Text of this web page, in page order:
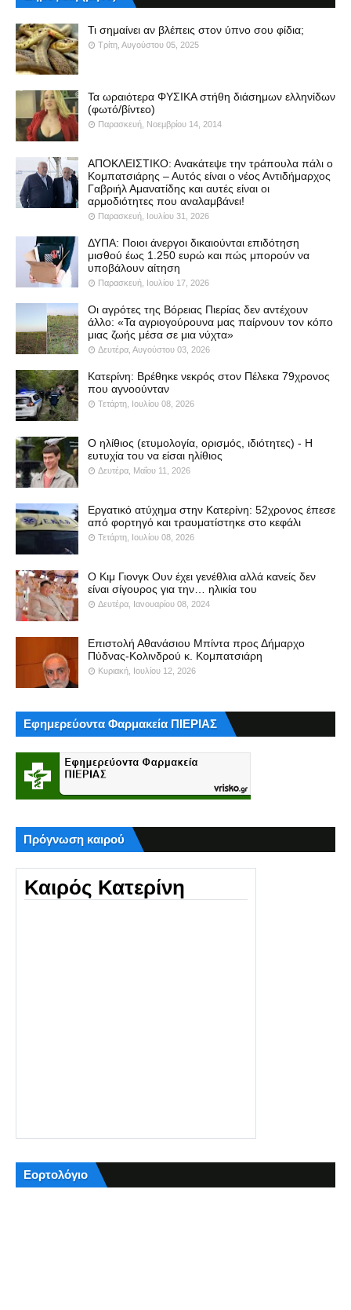
Τι σημαίνει αν βλέπεις στον ύπνο σου φίδια;
Τρίτη, Αυγούστου 05, 2025
Τα ωραιότερα ΦΥΣΙΚΑ στήθη διάσημων ελληνίδων
(φωτό/βίντεο)
Παρασκευή, Νοεμβρίου 14, 2014
ΑΠΟΚΛΕΙΣΤΙΚΟ: Ανακάτεψε την τράπουλα πάλι ο
Κομπατσιάρης – Αυτός είναι ο νέος Αντιδήμαρχος
Γαβριήλ Αμανατίδης και αυτές είναι οι
αρμοδιότητες που αναλαμβάνει!
Παρασκευή, Ιουλίου 31, 2026
ΔΥΠΑ: Ποιοι άνεργοι δικαιούνται επιδότηση
μισθού έως 1.250 ευρώ και πώς μπορούν να
υποβάλουν αίτηση
Παρασκευή, Ιουλίου 17, 2026
Οι αγρότες της Βόρειας Πιερίας δεν αντέχουν
άλλο: «Τα αγριογούρουνα μας παίρνουν τον κόπο
μιας ζωής μέσα σε μια νύχτα»
Δευτέρα, Αυγούστου 03, 2026
Κατερίνη: Βρέθηκε νεκρός στον Πέλεκα 79χρονος
που αγνοούνταν
Τετάρτη, Ιουλίου 08, 2026
Ο ηλίθιος (ετυμολογία, ορισμός, ιδιότητες) - Η
ευτυχία του να είσαι ηλίθιος
Δευτέρα, Μαΐου 11, 2026
Εργατικό ατύχημα στην Κατερίνη: 52χρονος έπεσε
από φορτηγό και τραυματίστηκε στο κεφάλι
Τετάρτη, Ιουλίου 08, 2026
Ο Κιμ Γιονγκ Ουν έχει γενέθλια αλλά κανείς δεν
είναι σίγουρος για την… ηλικία του
Δευτέρα, Ιανουαρίου 08, 2024
Επιστολή Αθανάσιου Μπίντα προς Δήμαρχο
Πύδνας-Κολινδρού κ. Κομπατσιάρη
Κυριακή, Ιουλίου 12, 2026
Εφημερεύοντα Φαρμακεία ΠΙΕΡΙΑΣ
Πρόγνωση καιρού
Καιρός Κατερίνη
Εορτολόγιο